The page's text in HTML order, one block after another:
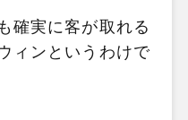
確実に客が取れる
ィンというわけで